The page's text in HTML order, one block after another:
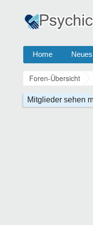
Home Neues
Foren-Übersicht